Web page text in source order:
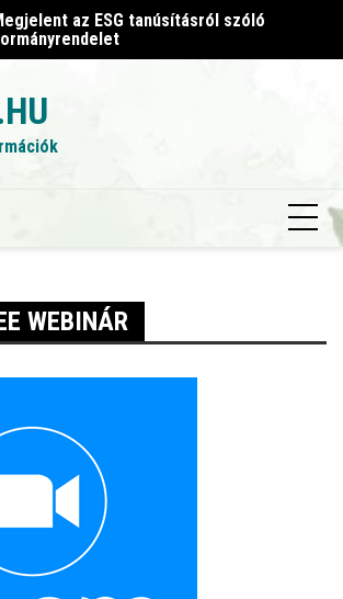
az ESG tanúsításról szóló
WEBINÁR